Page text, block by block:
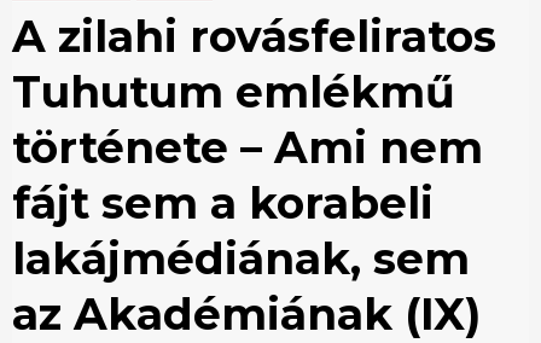
A zilahi rovásfeliratos
Tuhutum emlékmű
története – Ami nem
fájt sem a korabeli
lakájmédiának, sem
az Akadémiának (IX)